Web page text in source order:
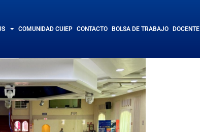
COMUNIDAD CUIEP CONTACTO BOLSA DE TRABAJO DOCENTE